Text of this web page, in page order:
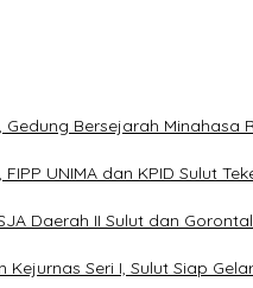
Bersejarah Minahasa
UNIMA dan KPID Sulut
Daerah II Sulut dan
Seri I, Sulut Siap